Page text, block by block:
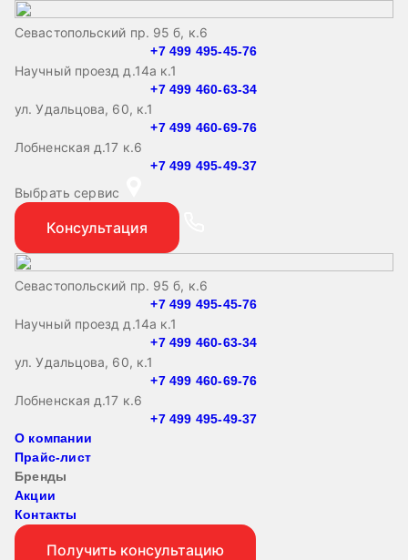
Севастопольский пр. 95 б, к.6
+7 499 495-45-76
Научный проезд д.14а к.1
+7 499 460-63-34
ул. Удальцова, 60, к.1
+7 499 460-69-76
Лобненская д.17 к.6
+7 499 495-49-37
Выбрать сервис
Консультация
Севастопольский пр. 95 б, к.6
+7 499 495-45-76
Научный проезд д.14а к.1
+7 499 460-63-34
ул. Удальцова, 60, к.1
+7 499 460-69-76
Лобненская д.17 к.6
+7 499 495-49-37
О компании
Прайс-лист
Бренды
Акции
Контакты
Получить консультацию